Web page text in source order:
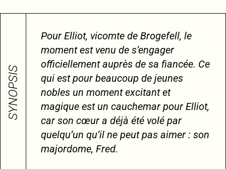
SYNOPSIS
Pour Elliot, vicomte de Brogefell, le
moment est venu de s’engager
officiellement auprès de sa fiancée. Ce
qui est pour beaucoup de jeunes
nobles un moment excitant et
magique est un cauchemar pour Elliot,
car son cœur a déjà été volé par
quelqu’un qu’il ne peut pas aimer : son
majordome, Fred.